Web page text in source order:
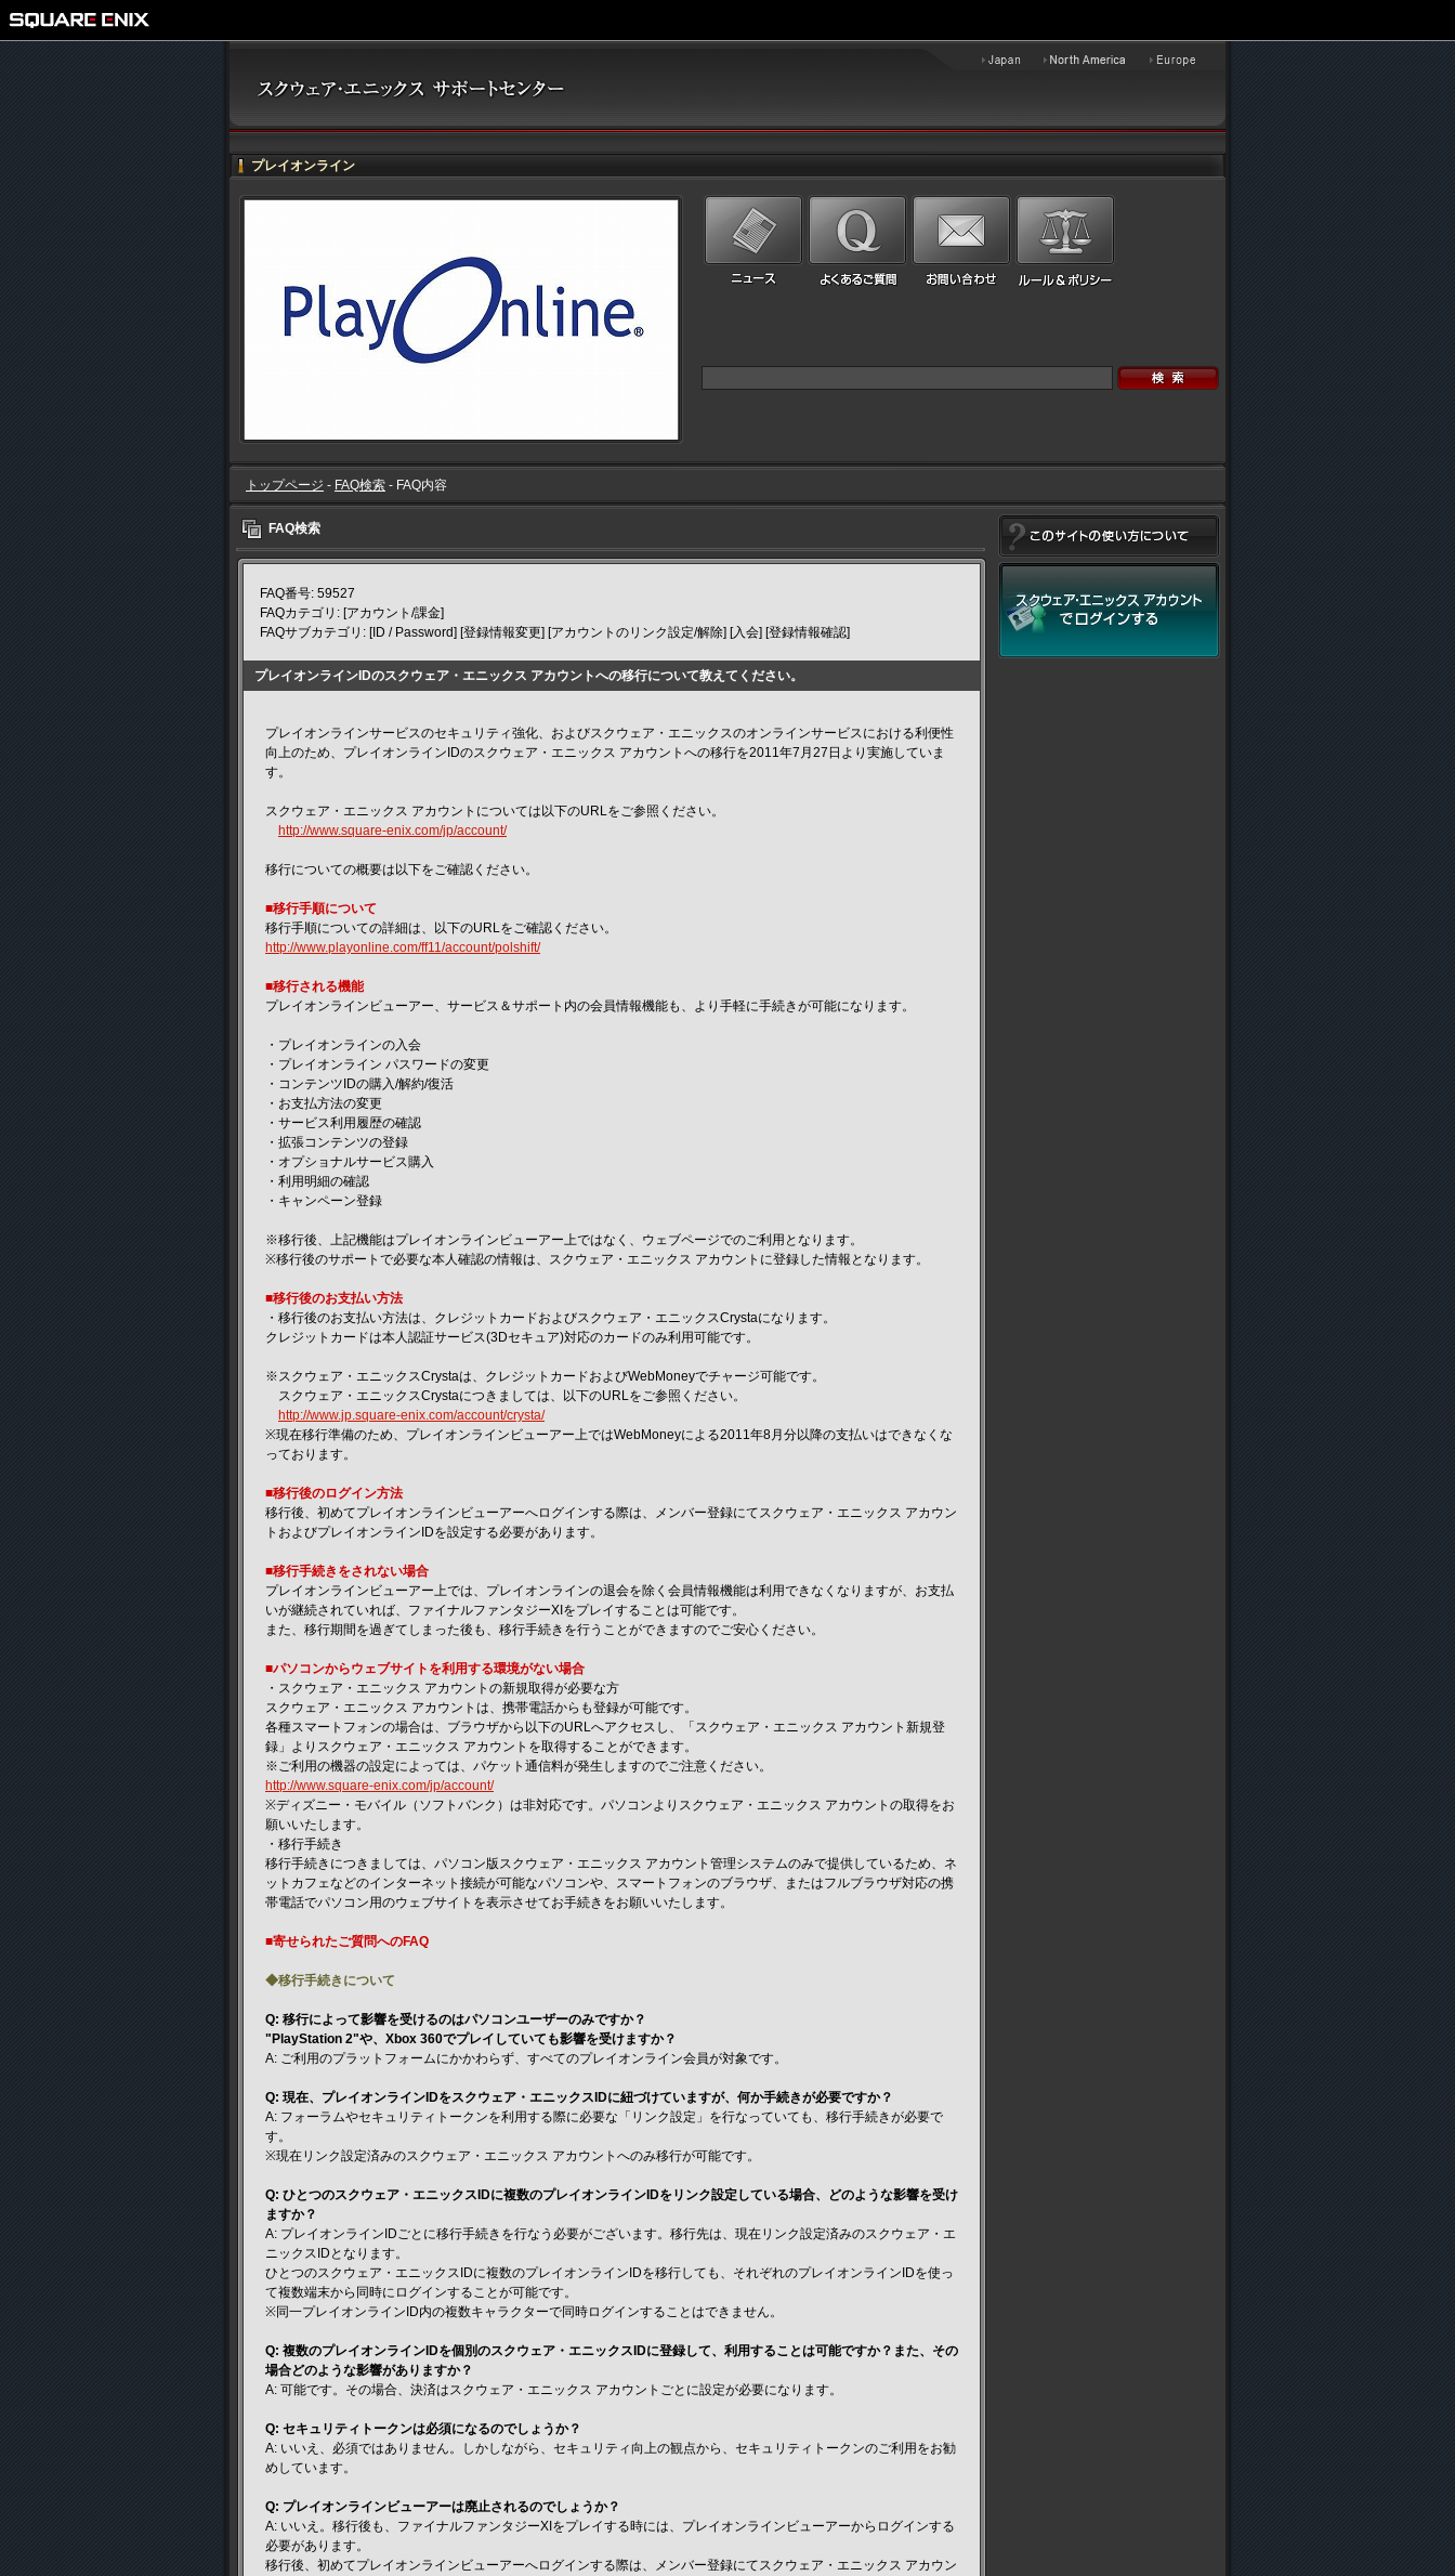
プレイオンライン
トップページ - FAQ検索 - FAQ内容
FAQ検索
FAQ番号: 59527
FAQカテゴリ: [アカウント/課金]
FAQサブカテゴリ: [ID / Password] [登録情報変更] [アカウントのリンク設定/解除] [入会] [登録情報確認]
プレイオンラインIDのスクウェア・エニックス アカウントへの移行について教えてください。
プレイオンラインサービスのセキュリティ強化、およびスクウェア・エニックスのオンラインサービスにおける利便性
向上のため、プレイオンラインIDのスクウェア・エニックス アカウントへの移行を2011年7月27日より実施していま
す。
スクウェア・エニックス アカウントについては以下のURLをご参照ください。
http://www.square-enix.com/jp/account/
移行についての概要は以下をご確認ください。
■移行手順について
移行手順についての詳細は、以下のURLをご確認ください。
http://www.playonline.com/ff11/account/polshift/
■移行される機能
プレイオンラインビューアー、サービス＆サポート内の会員情報機能も、より手軽に手続きが可能になります。
・プレイオンラインの入会
・プレイオンライン パスワードの変更
・コンテンツIDの購入/解約/復活
・お支払方法の変更
・サービス利用履歴の確認
・拡張コンテンツの登録
・オプショナルサービス購入
・利用明細の確認
・キャンペーン登録
※移行後、上記機能はプレイオンラインビューアー上ではなく、ウェブページでのご利用となります。
※移行後のサポートで必要な本人確認の情報は、スクウェア・エニックス アカウントに登録した情報となります。
■移行後のお支払い方法
・移行後のお支払い方法は、クレジットカードおよびスクウェア・エニックスCrystaになります。
クレジットカードは本人認証サービス(3Dセキュア)対応のカードのみ利用可能です。
※スクウェア・エニックスCrystaは、クレジットカードおよびWebMoneyでチャージ可能です。
スクウェア・エニックスCrystaにつきましては、以下のURLをご参照ください。
http://www.jp.square-enix.com/account/crysta/
※現在移行準備のため、プレイオンラインビューアー上ではWebMoneyによる2011年8月分以降の支払いはできなくな
っております。
■移行後のログイン方法
移行後、初めてプレイオンラインビューアーへログインする際は、メンバー登録にてスクウェア・エニックス アカウン
トおよびプレイオンラインIDを設定する必要があります。
■移行手続きをされない場合
プレイオンラインビューアー上では、プレイオンラインの退会を除く会員情報機能は利用できなくなりますが、お支払
いが継続されていれば、ファイナルファンタジーXIをプレイすることは可能です。
また、移行期間を過ぎてしまった後も、移行手続きを行うことができますのでご安心ください。
■パソコンからウェブサイトを利用する環境がない場合
・スクウェア・エニックス アカウントの新規取得が必要な方
スクウェア・エニックス アカウントは、携帯電話からも登録が可能です。
各種スマートフォンの場合は、ブラウザから以下のURLへアクセスし、「スクウェア・エニックス アカウント新規登
録」よりスクウェア・エニックス アカウントを取得することができます。
※ご利用の機器の設定によっては、パケット通信料が発生しますのでご注意ください。
http://www.square-enix.com/jp/account/
※ディズニー・モバイル（ソフトバンク）は非対応です。パソコンよりスクウェア・エニックス アカウントの取得をお
願いいたします。
・移行手続き
移行手続きにつきましては、パソコン版スクウェア・エニックス アカウント管理システムのみで提供しているため、ネ
ットカフェなどのインターネット接続が可能なパソコンや、スマートフォンのブラウザ、またはフルブラウザ対応の携
帯電話でパソコン用のウェブサイトを表示させてお手続きをお願いいたします。
■寄せられたご質問へのFAQ
◆移行手続きについて
Q: 移行によって影響を受けるのはパソコンユーザーのみですか？
"PlayStation 2"や、Xbox 360でプレイしていても影響を受けますか？
A: ご利用のプラットフォームにかかわらず、すべてのプレイオンライン会員が対象です。
Q: 現在、プレイオンラインIDをスクウェア・エニックスIDに紐づけていますが、何か手続きが必要ですか？
A: フォーラムやセキュリティトークンを利用する際に必要な「リンク設定」を行なっていても、移行手続きが必要で
す。
※現在リンク設定済みのスクウェア・エニックス アカウントへのみ移行が可能です。
Q: ひとつのスクウェア・エニックスIDに複数のプレイオンラインIDをリンク設定している場合、どのような影響を受け
ますか？
A: プレイオンラインIDごとに移行手続きを行なう必要がございます。移行先は、現在リンク設定済みのスクウェア・エ
ニックスIDとなります。
ひとつのスクウェア・エニックスIDに複数のプレイオンラインIDを移行しても、それぞれのプレイオンラインIDを使っ
て複数端末から同時にログインすることが可能です。
※同一プレイオンラインID内の複数キャラクターで同時ログインすることはできません。
Q: 複数のプレイオンラインIDを個別のスクウェア・エニックスIDに登録して、利用することは可能ですか？また、その
場合どのような影響がありますか？
A: 可能です。その場合、決済はスクウェア・エニックス アカウントごとに設定が必要になります。
Q: セキュリティトークンは必須になるのでしょうか？
A: いいえ、必須ではありません。しかしながら、セキュリティ向上の観点から、セキュリティトークンのご利用をお勧
めしています。
Q: プレイオンラインビューアーは廃止されるのでしょうか？
A: いいえ。移行後も、ファイナルファンタジーXIをプレイする時には、プレイオンラインビューアーからログインする
必要があります。
移行後、初めてプレイオンラインビューアーへログインする際は、メンバー登録にてスクウェア・エニックス アカウン